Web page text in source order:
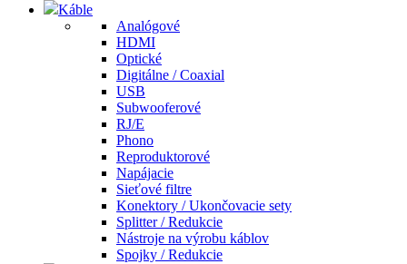
Káble
Analógové
HDMI
Optické
Digitálne / Coaxial
USB
Subwooferové
RJ/E
Phono
Reproduktorové
Napájacie
Sieťové filtre
Konektory / Ukončovacie sety
Splitter / Redukcie
Nástroje na výrobu káblov
Spojky / Redukcie